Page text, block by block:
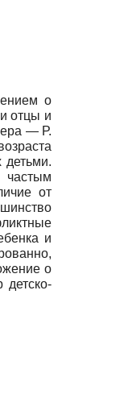
о
отцы и
— Р.
детьми.
частым
от
и
о